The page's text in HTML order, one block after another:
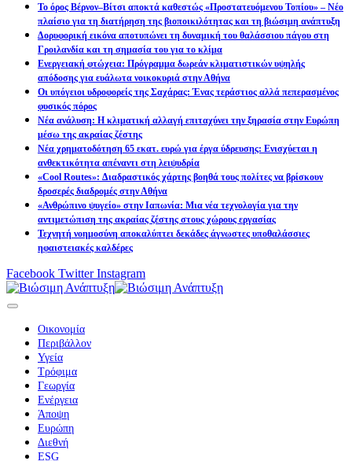
Το όρος Βέρνον–Βίτσι αποκτά καθεστώς «Προστατευόμενου Τοπίου» – Νέο
πλαίσιο για τη διατήρηση της βιοποικιλότητας και τη βιώσιμη ανάπτυξη
Δορυφορική εικόνα αποτυπώνει τη δυναμική του θαλάσσιου πάγου στη
Γροιλανδία και τη σημασία του για το κλίμα
Ενεργειακή φτώχεια: Πρόγραμμα δωρεάν κλιματιστικών υψηλής
απόδοσης για ευάλωτα νοικοκυριά στην Αθήνα
Οι υπόγειοι υδροφορείς της Σαχάρας: Ένας τεράστιος αλλά πεπερασμένος
φυσικός πόρος
Νέα ανάλυση: Η κλιματική αλλαγή επιταχύνει την ξηρασία στην Ευρώπη
μέσω της ακραίας ζέστης
Νέα χρηματοδότηση 65 εκατ. ευρώ για έργα ύδρευσης: Ενισχύεται η
ανθεκτικότητα απέναντι στη λειψυδρία
«Cool Routes»: Διαδραστικός χάρτης βοηθά τους πολίτες να βρίσκουν
δροσερές διαδρομές στην Αθήνα
«Ανθρώπινο ψυγείο» στην Ιαπωνία: Μια νέα τεχνολογία για την
αντιμετώπιση της ακραίας ζέστης στους χώρους εργασίας
Τεχνητή νοημοσύνη αποκαλύπτει δεκάδες άγνωστες υποθαλάσσιες
ηφαιστειακές καλδέρες
Facebook Twitter Instagram
Οικονομία
Περιβάλλον
Υγεία
Τρόφιμα
Γεωργία
Ενέργεια
Άποψη
Ευρώπη
Διεθνή
ESG